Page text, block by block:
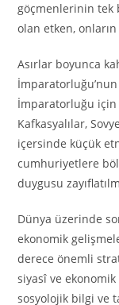
göçmenlerinin tek
olan etken,
Asırlar boyunca
İmparatorluğu için
Kafkasyalılar,
içersinde küçük
cumhuriyetlere
duygusu
Dünya üzerinde
ekonomik
derece önemli
siyasî ve
sosyolojik bilgi ve